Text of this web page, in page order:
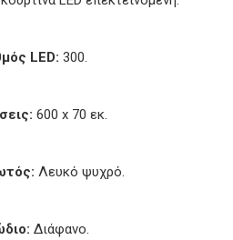
LED: 300.
600 x 70 εκ.
Λευκό ψυχρό.
Διάφανο.